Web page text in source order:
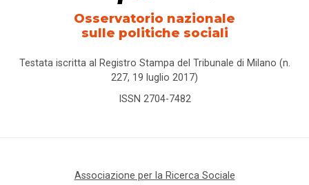
Osservatorio nazionale
sulle politiche sociali
Testata iscritta al Registro Stampa del Tribunale di Milano (n.
227, 19 luglio 2017)
ISSN 2704-7482
Associazione per la Ricerca Sociale